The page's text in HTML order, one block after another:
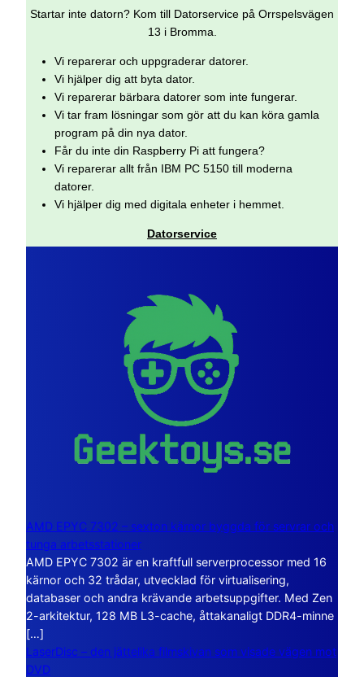
Startar inte datorn? Kom till Datorservice på Orrspelsvägen
13 i Bromma.
Vi reparerar och uppgraderar datorer.
Vi hjälper dig att byta dator.
Vi reparerar bärbara datorer som inte fungerar.
Vi tar fram lösningar som gör att du kan köra gamla
program på din nya dator.
Får du inte din Raspberry Pi att fungera?
Vi reparerar allt från IBM PC 5150 till moderna
datorer.
Vi hjälper dig med digitala enheter i hemmet.
Datorservice
AMD EPYC 7302 – sexton kärnor byggda för servrar och
tunga arbetsstationer
AMD EPYC 7302 är en kraftfull serverprocessor med 16
kärnor och 32 trådar, utvecklad för virtualisering,
databaser och andra krävande arbetsuppgifter. Med Zen
2-arkitektur, 128 MB L3-cache, åttakanaligt DDR4-minne
[…]
LaserDisc – den jättelika filmskivan som visade vägen mot
DVD